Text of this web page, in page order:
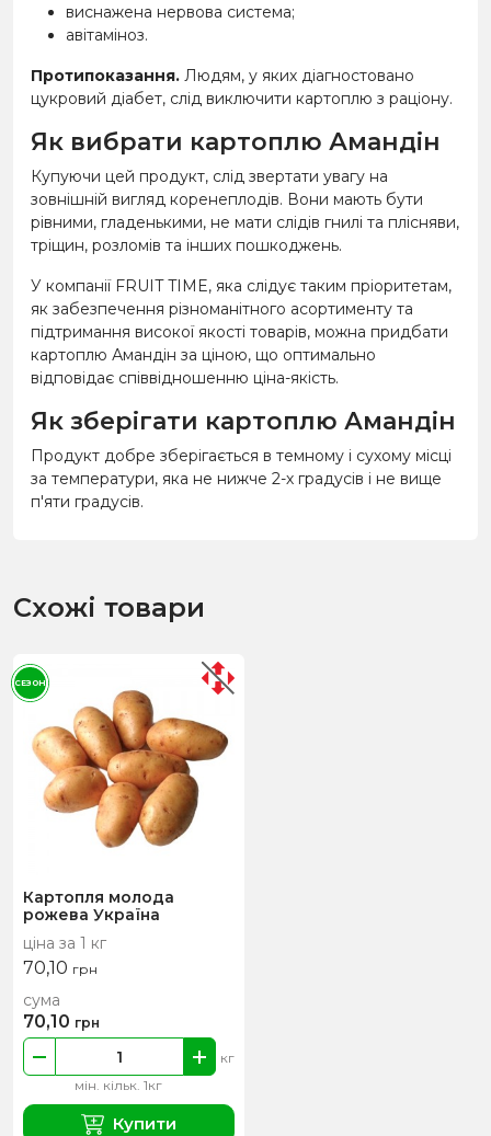
виснажена нервова система;
авітаміноз.
Протипоказання. Людям, у яких діагностовано
цукровий діабет, слід виключити картоплю з раціону.
Як вибрати картоплю Амандін
Купуючи цей продукт, слід звертати увагу на
зовнішній вигляд коренеплодів. Вони мають бути
рівними, гладенькими, не мати слідів гнилі та плісняви,
тріщин, розломів та інших пошкоджень.
У компанії FRUIT TIME, яка слідує таким пріоритетам,
як забезпечення різноманітного асортименту та
підтримання високої якості товарів, можна придбати
картоплю Амандін за ціною, що оптимально
відповідає співвідношенню ціна-якість.
Як зберігати картоплю Амандін
Продукт добре зберігається в темному і сухому місці
за температури, яка не нижче 2-х градусів і не вище
п'яти градусів.
Схожі товари
Картопля молода
рожева Україна
ціна за 1 кг
70,10 грн
мін. кільк. 1кг
кг
сума
70,10 грн
Купити
СЕЗОН